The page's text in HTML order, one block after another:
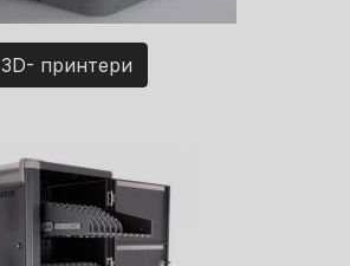
3D- принтери